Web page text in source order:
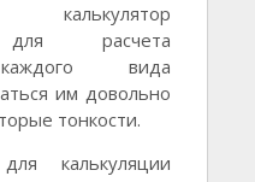
для расчета
вида
им довольно
тонкости.
калькуляции